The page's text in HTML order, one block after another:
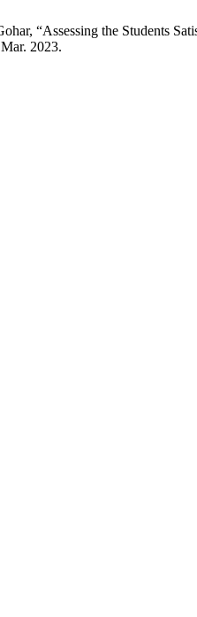
“Assessing the Students
2023.